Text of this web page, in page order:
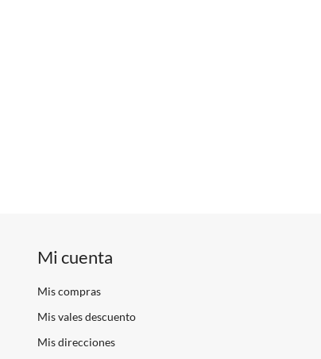
Mi cuenta
Mis compras
Mis vales descuento
Mis direcciones